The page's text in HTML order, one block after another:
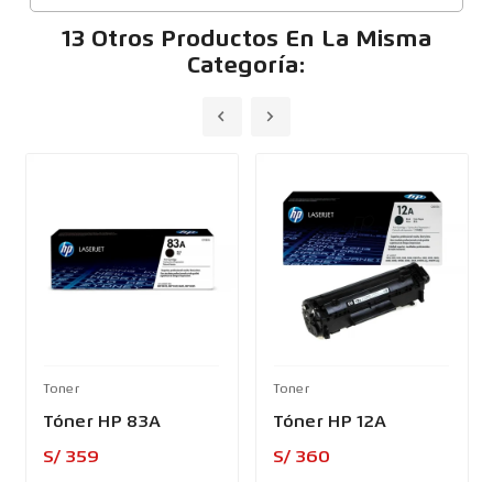
13 Otros Productos En La Misma
Categoría:
Toner
Tóner HP 83A
S/ 359
Toner
Tóner HP 12A
S/ 360